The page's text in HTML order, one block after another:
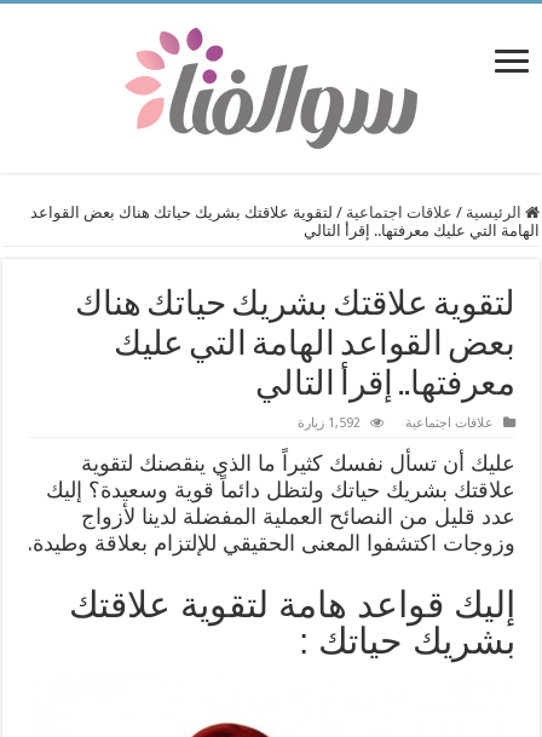
الرئيسية / علاقات اجتماعية / لتقوية علاقتك بشريك حياتك هناك بعض القواعد
الهامة التي عليك معرفتها.. إقرأ التالي
لتقوية علاقتك بشريك حياتك هناك
بعض القواعد الهامة التي عليك
معرفتها.. إقرأ التالي
علاقات اجتماعية 1,592 زيارة
عليك أن تسأل نفسك كثيراً ما الذي ينقصنك لتقوية
علاقتك بشريك حياتك ولتظل دائماً قوية وسعيدة؟ إليك
عدد قليل من النصائح العملية المفضلة لدينا لأزواج
وزوجات اكتشفوا المعنى الحقيقي للإلتزام بعلاقة وطيدة.
إليك قواعد هامة لتقوية علاقتك
بشريك حياتك :